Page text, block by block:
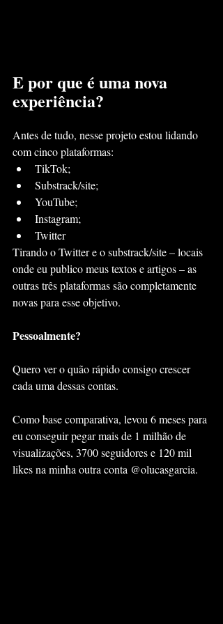
E por que é uma nova
experiência?
Antes de tudo, nesse projeto estou lidando
com cinco plataformas:
TikTok;
Substrack/site;
YouTube;
Instagram;
Twitter
Tirando o Twitter e o substrack/site – locais
onde eu publico meus textos e artigos – as
outras três plataformas são completamente
novas para esse objetivo.
Pessoalmente?
Quero ver o quão rápido consigo crescer
cada uma dessas contas.
Como base comparativa, levou 6 meses para
eu conseguir pegar mais de 1 milhão de
visualizações, 3700 seguidores e 120 mil
likes na minha outra conta @olucasgarcia.